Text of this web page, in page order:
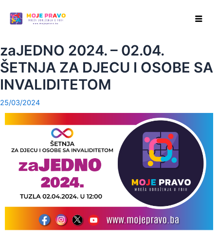
content
zaJEDNO 2024. – 02.04.
ŠETNJA ZA DJECU I OSOBE SA
INVALIDITETOM
25/03/2024
navigation